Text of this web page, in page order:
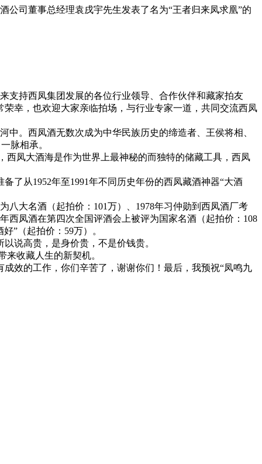
司董事总经理袁戌宇先生发表了名为“王者归来凤求凰”的
持西凤集团发展的各位行业领导、合作伙伴和藏家拍友
幸，也欢迎大家亲临拍场，与行业专家一道，共同交流西凤
。西凤酒无数次成为中华民族历史的缔造者、王侯将相、
脉相承。
西凤大酒海是作为世界上最神秘的而独特的储藏工具，西凤
了从1952年至1991年不同历史年份的西凤藏酒神器“大酒
大名酒（起拍价：101万）、1978年习仲勋到西凤酒厂考
西凤酒在第四次全国评酒会上被评为国家名酒（起拍价：108
”（起拍价：59万）。
说高贵，是身价贵，不是价钱贵。
收藏人生的新契机。
效的工作，你们辛苦了，谢谢你们！ 最后，我预祝“凤鸣九